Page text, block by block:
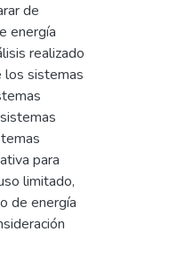
de
energía
realizado
los sistemas
para
limitado,
de energía